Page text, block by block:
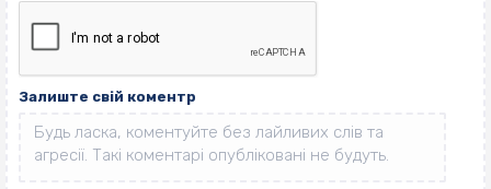
Залиште свій коментр